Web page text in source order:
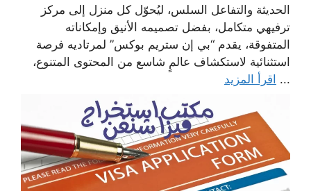
الحديثة والتفاعل السلس، ليُحوّل كل منزل إلى مركز
ترفيهي متكامل، بفضل تصميمه الأنيق وإمكاناته
المتفوقة، يقدم “بي إن ستريم بوكس” لمرتاديه فرصة
استثنائية لاستكشاف عالمٍ شاسع من المحتوى المتنوع،
... اقرأ المزيد